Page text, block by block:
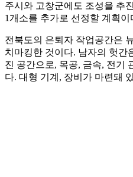
주시와 고창군에도 조성을 추
1개소를 추가로 선정할 계획이
전북도의 은퇴자 작업공간은
치마킹한 것이다. 남자의 헛간
진 공간으로, 목공, 금속, 전기
다. 대형 기계, 장비가 마련돼